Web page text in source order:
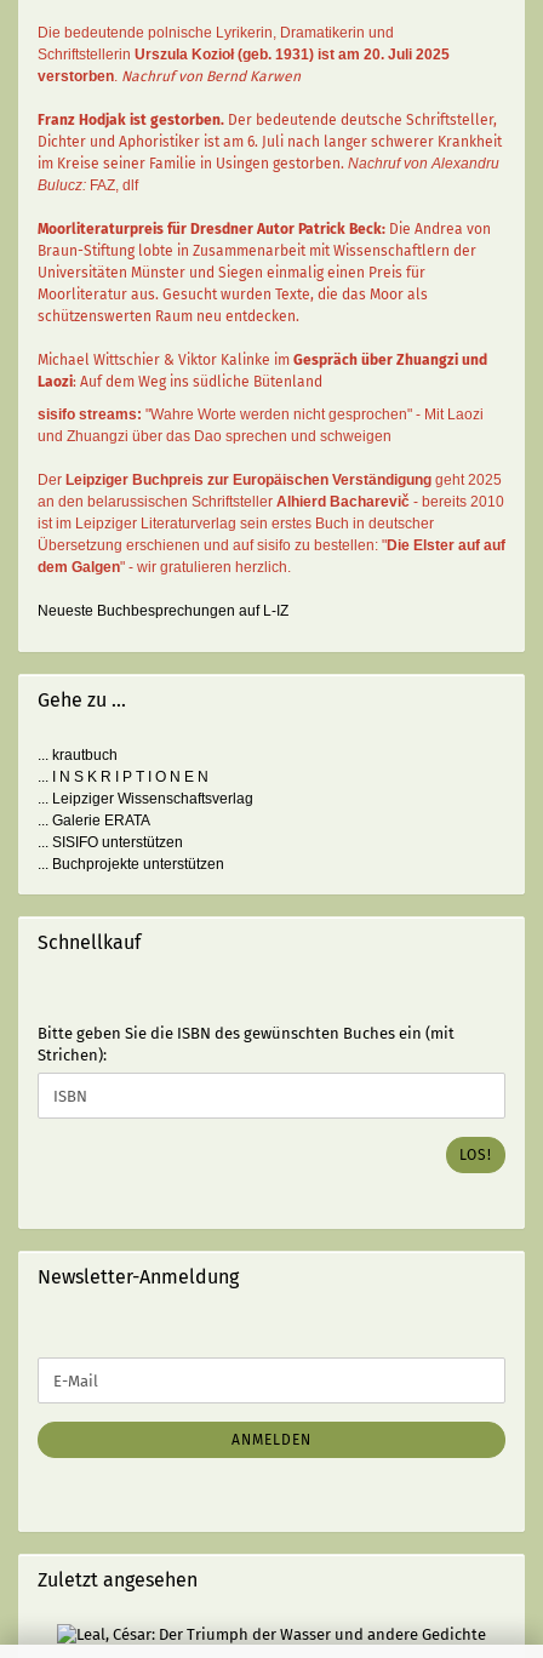
Die bedeutende polnische Lyrikerin, Dramatikerin und
Schriftstellerin Urszula Kozioł (geb. 1931) ist am 20. Juli 2025
verstorben. Nachruf von Bernd Karwen
Franz Hodjak ist gestorben. Der bedeutende deutsche Schriftsteller,
Dichter und Aphoristiker ist am 6. Juli nach langer schwerer Krankheit
im Kreise seiner Familie in Usingen gestorben. Nachruf von Alexandru
Bulucz: FAZ, dlf
Moorliteraturpreis für Dresdner Autor Patrick Beck: Die Andrea von
Braun-Stiftung lobte in Zusammenarbeit mit Wissenschaftlern der
Universitäten Münster und Siegen einmalig einen Preis für
Moorliteratur aus. Gesucht wurden Texte, die das Moor als
schützenswerten Raum neu entdecken.
Michael Wittschier & Viktor Kalinke im Gespräch über Zhuangzi und
Laozi: Auf dem Weg ins südliche Bütenland
sisifo streams: "Wahre Worte werden nicht gesprochen" - Mit Laozi
und Zhuangzi über das Dao sprechen und schweigen
Der Leipziger Buchpreis zur Europäischen Verständigung geht 2025
an den belarussischen Schriftsteller Alhierd Bacharevič - bereits 2010
ist im Leipziger Literaturverlag sein erstes Buch in deutscher
Übersetzung erschienen und auf sisifo zu bestellen: "Die Elster auf auf
dem Galgen" - wir gratulieren herzlich.
Neueste Buchbesprechungen auf L-IZ
Gehe zu ...
... krautbuch
... I N S K R I P T I O N E N
... Leipziger Wissenschaftsverlag
... Galerie ERATA
... SISIFO unterstützen
... Buchprojekte unterstützen
Schnellkauf
BITTE
GEBEN
SIE
DIE
ISBN
(MIT
STRICHEN):
Bitte geben Sie die ISBN des gewünschten Buches ein (mit
Strichen):
LOS!
Newsletter-Anmeldung
ZUR
ANMELDUNG
E-
Mail
ANMELDEN
Zuletzt angesehen